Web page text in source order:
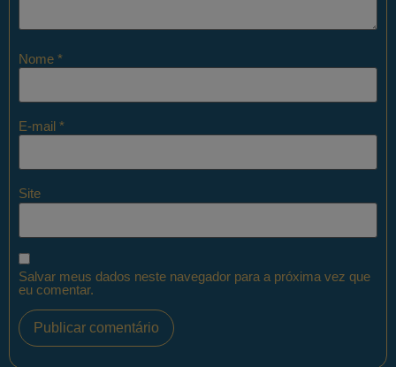
Nome *
E-mail *
Site
Salvar meus dados neste navegador para a próxima vez que
eu comentar.